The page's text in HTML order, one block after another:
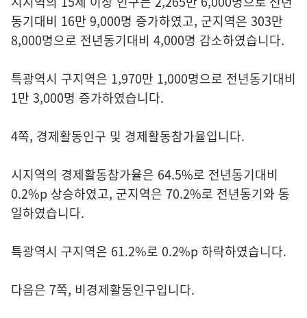
동기대비 16만 9,000명 증가하였고, 군지역은 303만
8,000명으로 전년동기대비 4,000명 감소하였습니다.
특광역시 구지역은 1,970만 1,000명으로 전년동기대비
1만 3,000명 증가하였습니다.
4쪽, 경제활동인구 및 경제활동참가율입니다.
시지역의 경제활동참가율은 64.5%로 전년동기대비
0.2%p 상승하였고, 군지역은 70.2%로 전년동기와 동
일하였습니다.
특광역시 구지역은 61.2%로 0.2%p 하락하였습니다.
다음은 7쪽, 비경제활동인구입니다.